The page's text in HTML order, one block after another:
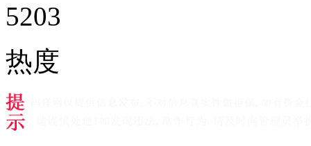
5203
热度